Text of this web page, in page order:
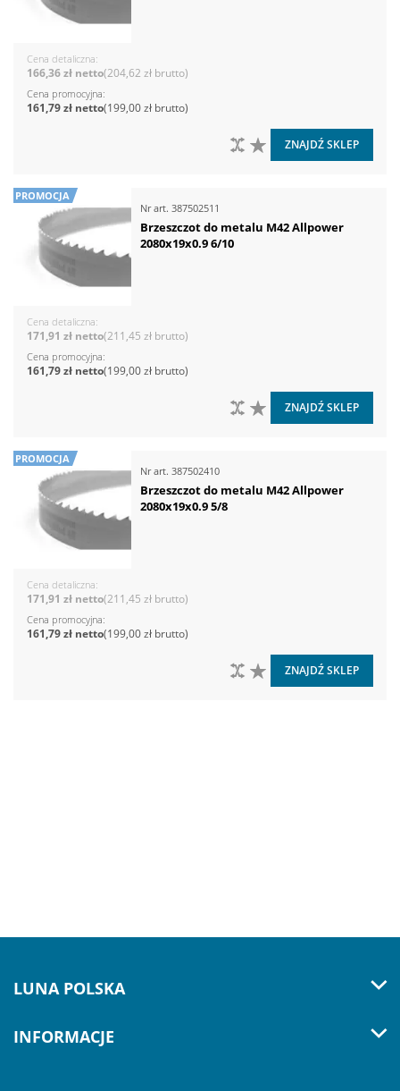
Cena detaliczna
204,62 zł
166,36 zł
Cena promocyjna
199,00 zł
161,79 zł
DO LISTY ŻYCZEŃ
DO PORÓWNANIA
ZNAJDŹ SKLEP
PROMOCJA
Nr art. 387502511
Brzeszczot do metalu M42 Allpower
2080x19x0.9 6/10
Cena detaliczna
211,45 zł
171,91 zł
Cena promocyjna
199,00 zł
161,79 zł
DO LISTY ŻYCZEŃ
DO PORÓWNANIA
ZNAJDŹ SKLEP
PROMOCJA
Nr art. 387502410
Brzeszczot do metalu M42 Allpower
2080x19x0.9 5/8
Cena detaliczna
211,45 zł
171,91 zł
Cena promocyjna
199,00 zł
161,79 zł
DO LISTY ŻYCZEŃ
DO PORÓWNANIA
ZNAJDŹ SKLEP
LUNA POLSKA
INFORMACJE